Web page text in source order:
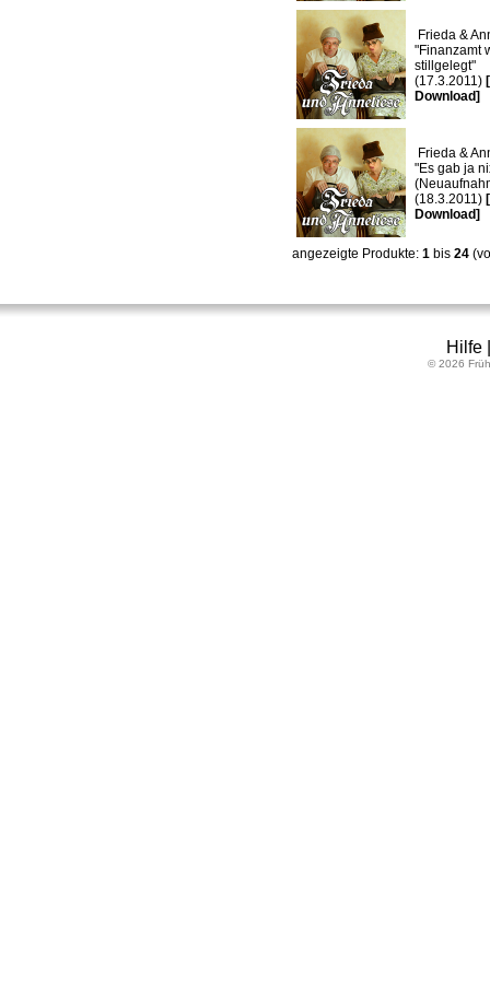
Frieda &
"Finanzamt
stillgelegt"
(17.3.2011)
Download]
Frieda &
"Es gab ja
(18.3.2011)
Download]
angezeigte Produkte: 1 bis 24
Hilfe
© 2026